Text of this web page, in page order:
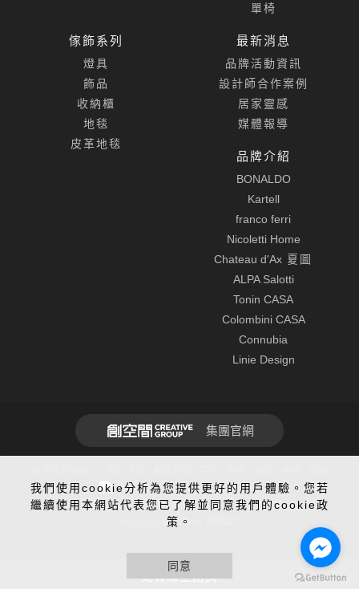
我們使用cookie分析為您提供更好的用戶體驗。您若
繼續使用本網站代表您已了解並同意我們的cookie政
策。
同意
單椅
傢飾系列
燈具
飾品
收納櫃
地毯
皮革地毯
最新消息
品牌活動資訊
設計師合作案例
居家靈感
媒體報導
品牌介紹
BONALDO
Kartell
franco ferri
Nicoletti Home
Chateau d'Ax 夏圖
ALPA Salotti
Tonin CASA
Colombini CASA
Connubia
Linie Design
集團官網
全球先進SSL 256bit傳輸加密機制
建議使用Chrome、Firefox、Safari最新版本瀏覽
Design by WebTech
免費線上諮詢